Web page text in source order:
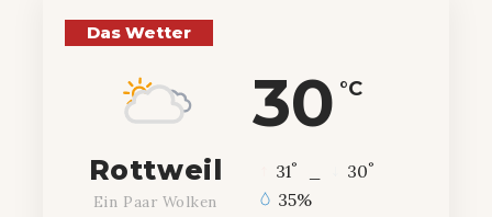
Das Wetter
30 °C
Rottweil
Ein Paar Wolken
31° 30°
35%